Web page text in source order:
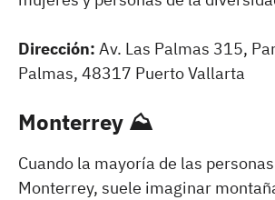
Dirección: Av. Las Palmas 315,
Palmas, 48317 Puerto Vallarta
Monterrey ⛰️
Cuando la mayoría de las
Monterrey, suele imaginar